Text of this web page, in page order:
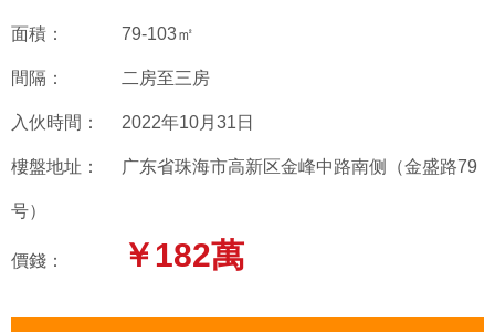
面積： 79-103㎡
間隔： 二房至三房
入伙時間： 2022年10月31日
樓盤地址： 广东省珠海市高新区金峰中路南侧（金盛路79
号）
價錢： ￥182萬